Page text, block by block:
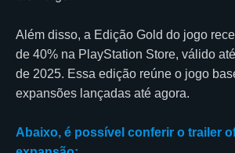
Além disso, a Edição Gold do jogo
de 40% na PlayStation Store, válido
de 2025. Essa edição reúne o jogo
expansões lançadas até agora.
Abaixo, é possível conferir o trailer